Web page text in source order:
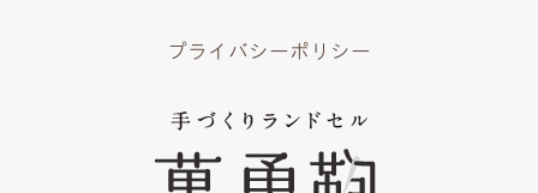
プライバシーポリシー